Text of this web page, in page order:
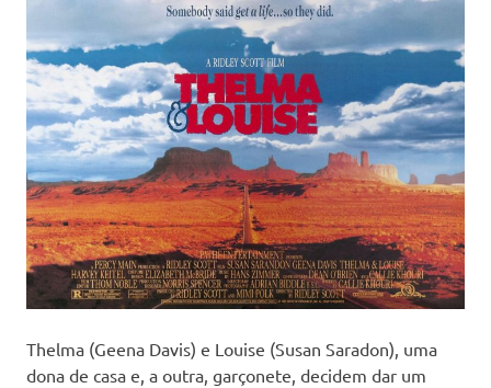
Thelma (Geena Davis) e Louise (Susan Saradon), uma
dona de casa e, a outra, garçonete, decidem dar um